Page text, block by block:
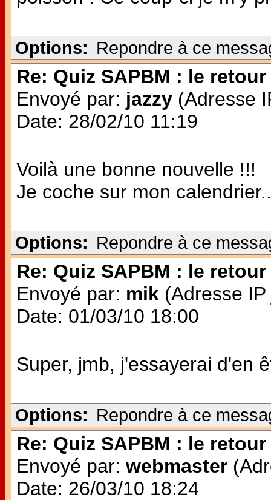
Options: Repondre à ce
Re: Quiz SAPBM : le retour
Envoyé par: jazzy (Adresse
Date: 28/02/10 11:19
Voilà une bonne nouvelle !!!
Je coche sur mon
Options: Repondre à ce
Re: Quiz SAPBM : le retour
Envoyé par: mik (Adresse
Date: 01/03/10 18:00
Super, jmb, j'essayerai d'en
Options: Repondre à ce
Re: Quiz SAPBM : le retour
Envoyé par: webmaster
Date: 26/03/10 18:24